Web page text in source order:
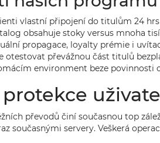
vlastní připojení do titulům 24
obsahuje stoky versus mnoha
propagace, loyalty prémie i
otestovat převážnou část titulů
environment beze povinnosti
převodů činí současnou top
současnými servery. Veškerá